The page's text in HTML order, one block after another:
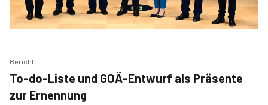
Bericht
To-do-Liste und GOÄ-Entwurf als Präsente
zur Ernennung